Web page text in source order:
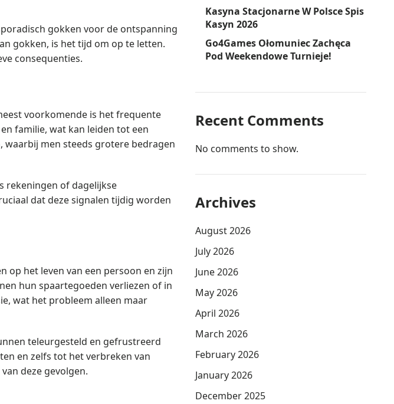
gokken voor de ontspanning
gokken, is het tijd om op te letten.
consequenties.
voorkomende is het frequente
familie, wat kan leiden tot een
waarbij men steeds grotere bedragen
rekeningen of dagelijkse
dat deze signalen tijdig worden
op het leven van een persoon en zijn
hun spaartegoeden verliezen of in
wat het probleem alleen maar
teleurgesteld en gefrustreerd
en zelfs tot het verbreken van
deze gevolgen.
Kasyna Stacjonarne W Polsce Spis
Kasyn 2026
Go4Games Ołomuniec Zachęca
Pod Weekendowe Turnieje!
Recent Comments
No comments to show.
Archives
August 2026
July 2026
June 2026
May 2026
April 2026
March 2026
February 2026
January 2026
December 2025